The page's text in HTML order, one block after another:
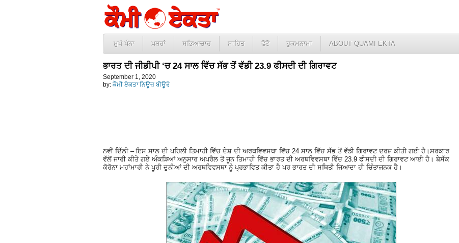
ਮੁਖੱ ਪੰਨਾ ਖ਼ਬਰਾਂ ਸਭਿਆਚਾਰ ਸਾਹਿਤ ਫੋਟੋ ਹੁਕਮਨਾਮਾ ABOUT QUAMI EKTA
ਭਾਰਤ ਦੀ ਜੀਡੀਪੀ ‘ਚ 24 ਸਾਲ ਵਿੱਚ ਸੱਭ ਤੋਂ ਵੱਡੀ 23.9 ਫੀਸਦੀ ਦੀ ਗਿਰਾਵਟ
September 1, 2020
by: ਕੌਮੀ ਏਕਤਾ ਨਿਊਜ਼ ਬੀਊਰੋ
ਨਵੀਂ ਦਿੱਲੀ – ਇਸ ਸਾਲ ਦੀ ਪਹਿਲੀ ਤਿਮਾਹੀ ਵਿੱਚ ਦੇਸ਼ ਦੀ ਅਰਥਵਿਵਸਥਾ ਵਿੱਚ 24 ਸਾਲ ਵਿੱਚ ਸੱਭ ਤੋਂ ਵੱਡੀ ਗਿਰਾਵਟ ਦਰਜ਼ ਕੀਤੀ ਗਈ ਹੈ।ਸਰਕਾਰ
ਵੱਲੋਂ ਜਾਰੀ ਕੀਤੇ ਗਏ ਅੰਕੜਿਆਂ ਅਨੁਸਾਰ ਅਪਰੈਲ ਤੋਂ ਜੂਨ ਤਿਮਾਹੀ ਵਿੱਚ ਭਾਰਤ ਦੀ ਅਰਥਵਿਵਸਥਾ ਵਿੱਚ 23.9 ਫੀਸਦੀ ਦੀ ਗਿਰਾਵਟ ਆਈ ਹੈ। ਬੇਸੱਕ
ਕੋਰੋਨਾ ਮਹਾਂਮਾਰੀ ਨੇ ਪੂਰੀ ਦੁਨੀਆਂ ਦੀ ਅਰਥਵਿਵਸਥਾ ਨੂੰ ਪ੍ਰਭਾਵਿਤ ਕੀਤਾ ਹੈ ਪਰ ਭਾਰਤ ਦੀ ਸਥਿਤੀ ਜਿਆਦਾ ਹੀ ਚਿੰਤਾਜਨਕ ਹੈ।